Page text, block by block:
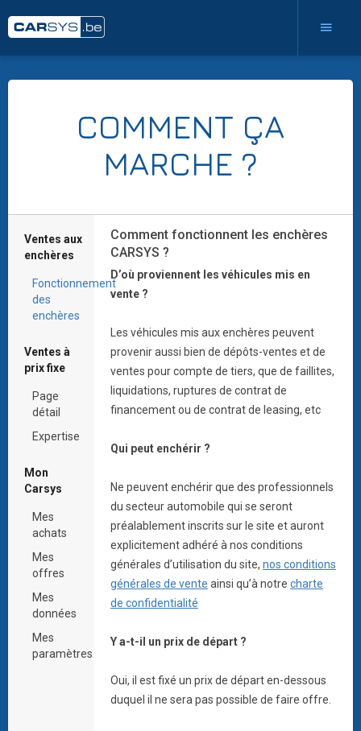
COMMENT ÇA
MARCHE ?
Ventes aux
enchères
Fonctionnement
des
enchères
Ventes à
prix fixe
Page
détail
Expertise
Mon
Carsys
Mes
achats
Mes
offres
Mes
données
Mes
paramètres
Comment fonctionnent les enchères
CARSYS ?
D’où proviennent les véhicules mis en
vente ?
Les véhicules mis aux enchères peuvent
provenir aussi bien de dépôts-ventes et de
ventes pour compte de tiers, que de faillites,
liquidations, ruptures de contrat de
financement ou de contrat de leasing, etc
Qui peut enchérir ?
Ne peuvent enchérir que des professionnels
du secteur automobile qui se seront
préalablement inscrits sur le site et auront
explicitement adhéré à nos conditions
générales d’utilisation du site, nos conditions
générales de vente ainsi qu’à notre charte
de confidentialité
Y a-t-il un prix de départ ?
Oui, il est fixé un prix de départ en-dessous
duquel il ne sera pas possible de faire offre.